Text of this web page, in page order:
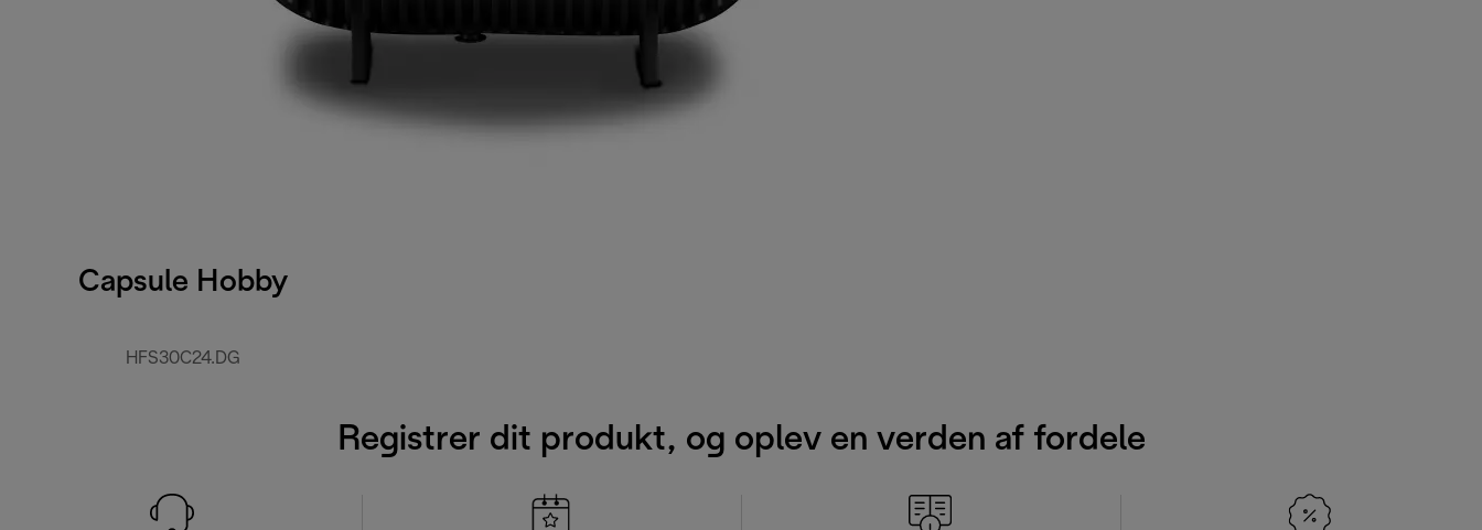
Capsule Hobby
HFS30C24.DG
Registrer dit produkt, og oplev en verden af fordele